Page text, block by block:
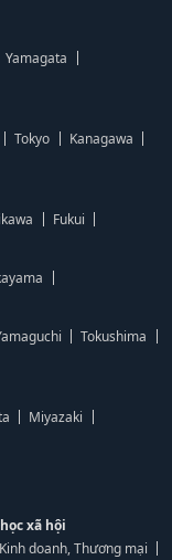
Yamagata
Tokyo
Kanagawa
Fukui
Tokushima
Miyazaki
xã hội
doanh, Thương mại